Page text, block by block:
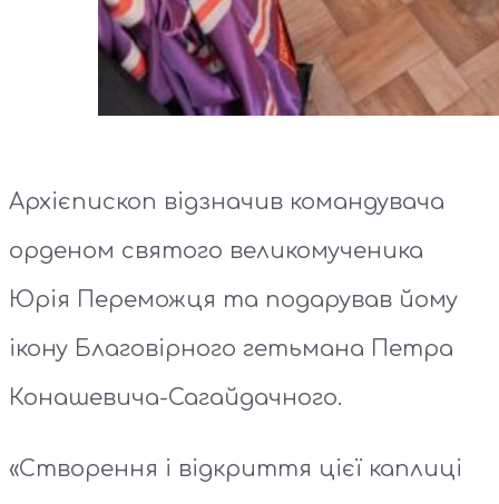
Архієпископ відзначив командувача
орденом святого великомученика
Юрія Переможця та подарував йому
ікону Благовірного гетьмана Петра
Конашевича-Сагайдачного.
«Створення і відкриття цієї каплиці